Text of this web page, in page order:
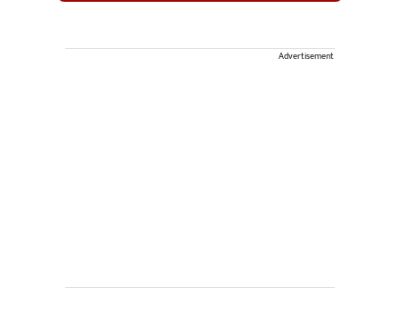
Advertisement